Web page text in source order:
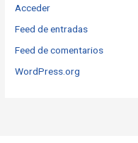
Acceder
Feed de entradas
Feed de comentarios
WordPress.org